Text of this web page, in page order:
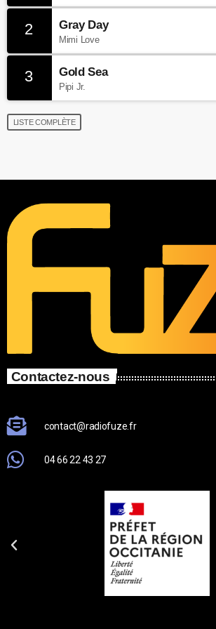
2 Gray Day
Mimi Love
3 Gold Sea
Pipi Jr.
LISTE COMPLÈTE
Contactez-nous
contact@radiofuze.fr
04 66 22 43 27